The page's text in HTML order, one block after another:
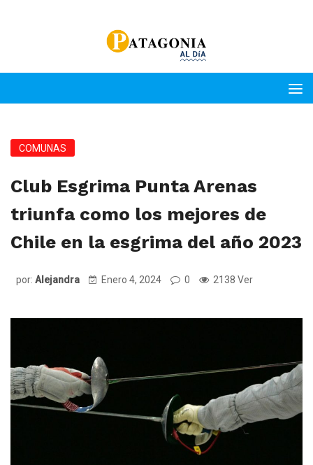
COMUNAS
Club Esgrima Punta Arenas
triunfa como los mejores de
Chile en la esgrima del año 2023
por: Alejandra Enero 4, 2024 0 2138 Ver